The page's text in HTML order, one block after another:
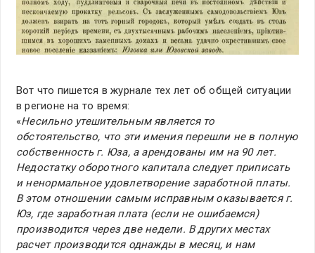
Вот что пишется в журнале тех лет об общей ситуации
в регионе на то время:
«Несильно утешительным является то
обстоятельство, что эти имения перешли не в полную
собственность г. Юза, а арендованы им на 90 лет.
Недостатку оборотного капитала следует приписать
и ненормальное удовлетворение заработной платы.
В этом отношении самым исправным оказывается г.
Юз, где заработная плата (если не ошибаемся)
производится через две недели. В других местах
расчет производится однажды в месяц, и нам